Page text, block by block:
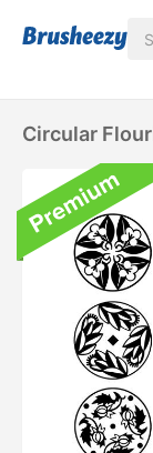
Circular